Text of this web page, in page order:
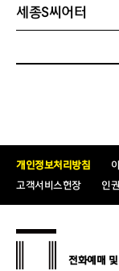
증빙서류 및
유의사항
함
또
할인명 예
본
세종S씨어터
개인정보처리방침
고객서비스헌장
인
전화예매 및